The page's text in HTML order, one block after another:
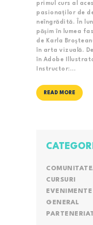
primul curs al
pasionaților de
neîngrădită. În
pășim în lumea
de Karla
în arta vizuală.
în Adobe
Instructor:…
READ MORE
CATEGORII
CURSURI
EVENIMENTE
GENERAL